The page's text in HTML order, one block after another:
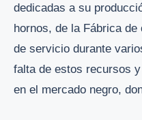
dedicadas a su
hornos, de la Fábrica
de servicio durante
falta de estos recursos
en el mercado negro,